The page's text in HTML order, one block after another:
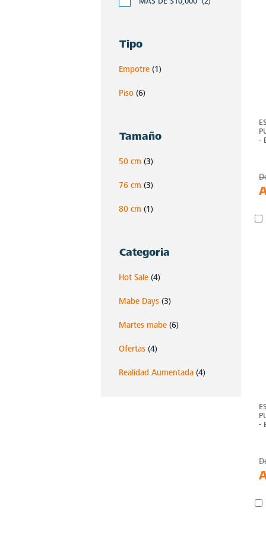
Tipo
Empotre (1)
Piso (6)
Tamaño
50 cm (3)
76 cm (3)
80 cm (1)
Categoria
Hot Sale (4)
Mabe Days (3)
Martes mabe (6)
Ofertas (4)
Realidad Aumentada (4)
-
-